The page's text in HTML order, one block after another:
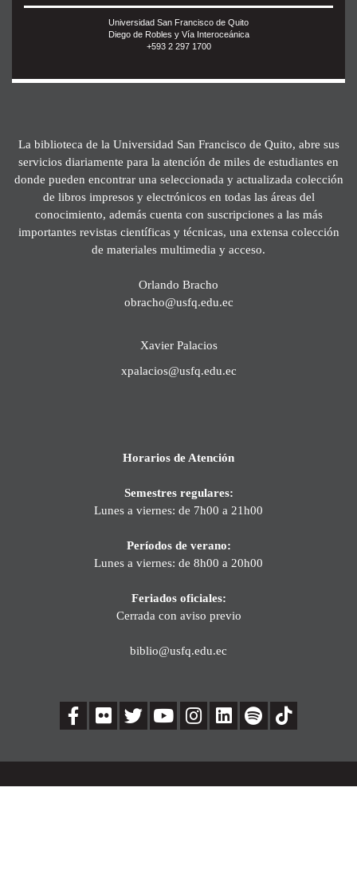
Universidad San Francisco de Quito
Diego de Robles y Vía Interoceánica
+593 2 297 1700
La biblioteca de la Universidad San Francisco de Quito, abre sus
servicios diariamente para la atención de miles de estudiantes en
donde pueden encontrar una seleccionada y actualizada colección
de libros impresos y electrónicos en todas las áreas del
conocimiento, además cuenta con suscripciones a las más
importantes revistas científicas y técnicas, una extensa colección
de materiales multimedia y acceso.
Orlando Bracho
obracho@usfq.edu.ec
Xavier Palacios
xpalacios@usfq.edu.ec
Horarios de Atención
Semestres regulares:
Lunes a viernes: de 7h00 a 21h00
Períodos de verano:
Lunes a viernes: de 8h00 a 20h00
Feriados oficiales:
Cerrada con aviso previo
biblio@usfq.edu.ec